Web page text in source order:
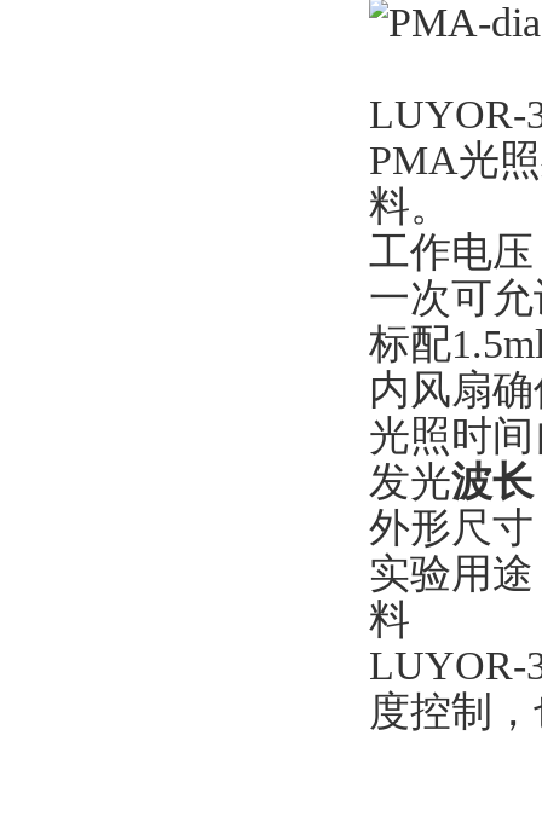
LUYOR-
PMA光
料。
工作电压
一次可
标配
内风扇
光照时
发光波长
外形尺寸
实验用
料
LUYOR-
度控制